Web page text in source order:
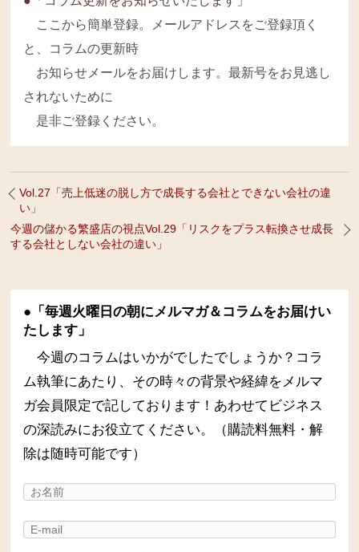
ここから簡単登録。メールアドレスをご登録頂く
と、コラムの更新時
お知らせメールをお届けします。最新号をお見逃し
されないために
是非ご登録ください。
Vol.27「売上低迷の脱し方で成長する会社とできない会社の違
い」
今週の儲かる繁盛店の視点Vol.29「リスクをプラス転換させ成長
する会社としない会社の違い」
●「毎週火曜日の朝にメルマガ＆コラムをお届けい
たします」
今週のコラムはいかがでしたでしょうか？コラ
ム執筆にあたり、その時々の背景や経緯をメルマ
ガ会員限定で記しております！あわせてビジネス
の深読みにお役立てください。（購読料無料・解
除は随時可能です）